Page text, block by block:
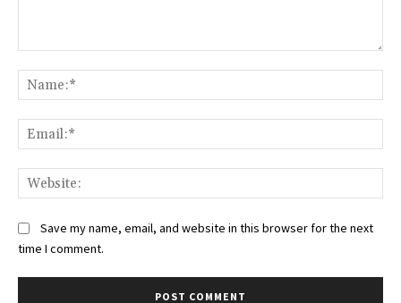
Save my name, email, and website in this browser for the next
time I comment.